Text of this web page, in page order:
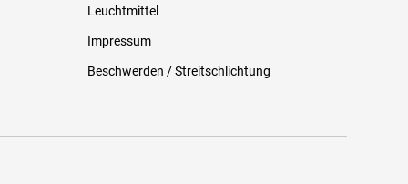
Leuchtmittel
Impressum
Beschwerden / Streitschlichtung